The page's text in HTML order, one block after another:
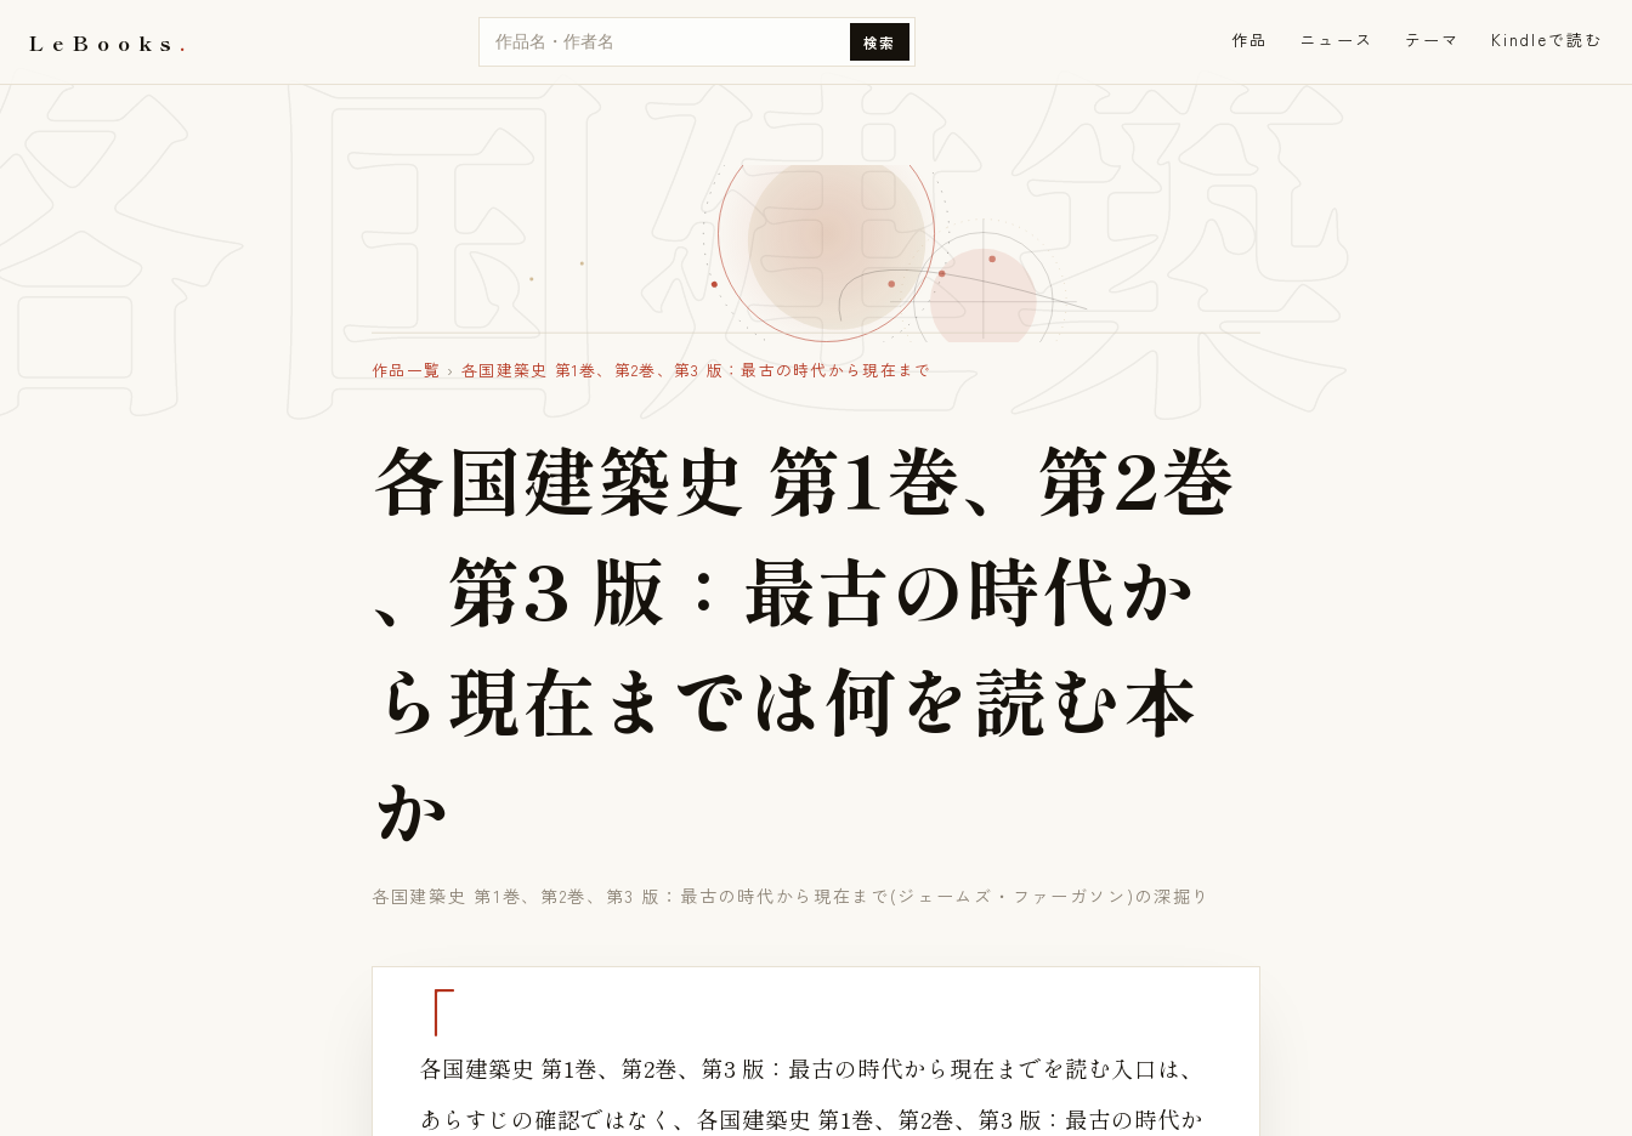
LeBooks 検索 作品 ニュース テーマ Kindleで読む
国建築
作品一覧 › 各国建築史 第1巻、第2巻、第3 版：最古の時代から現在まで
各国建築史 第1巻、 第2巻
、 第3 版 ： 最古の時代か
ら現在ま では何を読む本
か
各国建築史 第1巻、第2巻、第3 版：最古の時代から現在まで(ジェームズ・ファーガソン)の深掘り
各国建築史 第1巻、第2巻、第3 版：最古の時代から現在までを読む入口は、
あらすじの確認ではなく、各国建築史 第1巻、第2巻、第3 版：最古の時代か